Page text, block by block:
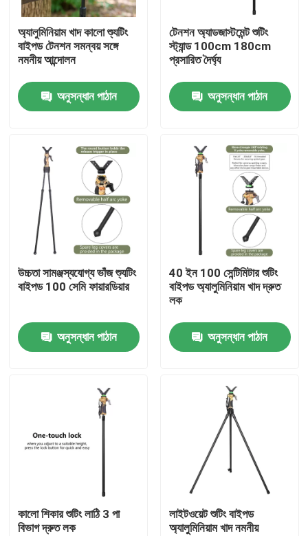
ভিডিও
VR প্রদর্শন
কারখানা ভ্রমণ
আমাদের সাথে যোগাযোগ করুন
শিকার
অ্যালুমিনিয়াম খাদ কালো শ্যুটিং
বাইপড টেনশন সমন্বয় সঙ্গে
নমনীয় আন্দোলন
অনুসন্ধান পাঠান
টেনশন অ্যাডজাস্টমেন্ট শুটিং
স্ট্যান্ড 100cm 180cm
প্রসারিত দৈর্ঘ্য
অনুসন্ধান পাঠান
উচ্চতা সামঞ্জস্যযোগ্য ভাঁজ শ্যুটিং
বাইপড 100 সেমি ফায়ারডিয়ার
অনুসন্ধান পাঠান
40 ইন 100 সেন্টিমিটার শুটিং
বাইপড অ্যালুমিনিয়াম খাদ দ্রুত
লক
অনুসন্ধান পাঠান
কালো শিকার শুটিং লাঠি 3 পা
বিভাগ দ্রুত লক
লাইটওয়েট শুটিং বাইপড
অ্যালুমিনিয়াম খাদ নমনীয়